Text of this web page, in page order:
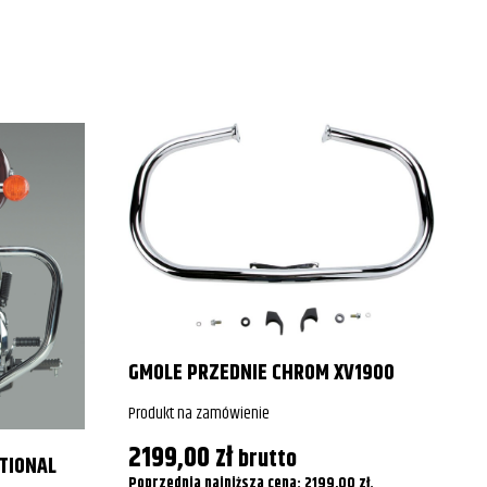
2010
2014GMOLE PRZEDNIE CHROM XV1900
Produkt na zamówienie
2199,00złbrutto